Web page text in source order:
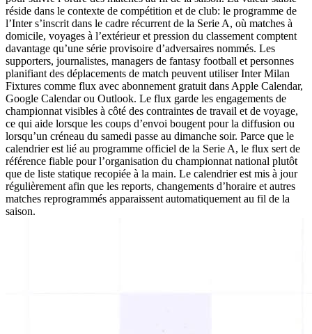
réside dans le contexte de compétition et de club: le programme de
l’Inter s’inscrit dans le cadre récurrent de la Serie A, où matches à
domicile, voyages à l’extérieur et pression du classement comptent
davantage qu’une série provisoire d’adversaires nommés. Les
supporters, journalistes, managers de fantasy football et personnes
planifiant des déplacements de match peuvent utiliser Inter Milan
Fixtures comme flux avec abonnement gratuit dans Apple Calendar,
Google Calendar ou Outlook. Le flux garde les engagements de
championnat visibles à côté des contraintes de travail et de voyage,
ce qui aide lorsque les coups d’envoi bougent pour la diffusion ou
lorsqu’un créneau du samedi passe au dimanche soir. Parce que le
calendrier est lié au programme officiel de la Serie A, le flux sert de
référence fiable pour l’organisation du championnat national plutôt
que de liste statique recopiée à la main. Le calendrier est mis à jour
régulièrement afin que les reports, changements d’horaire et autres
matches reprogrammés apparaissent automatiquement au fil de la
saison.